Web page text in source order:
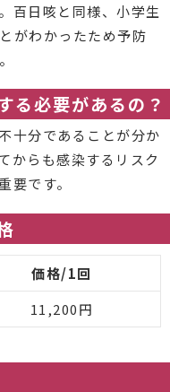
百日咳と同様、小学生
がわかったため予防
る必要があるの？
十分であることが分か
からも感染するリスク
要です。
価格/1回
11,200円